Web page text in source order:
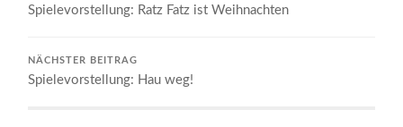
Spielevorstellung: Ratz Fatz ist Weihnachten
NÄCHSTER BEITRAG
Spielevorstellung: Hau weg!